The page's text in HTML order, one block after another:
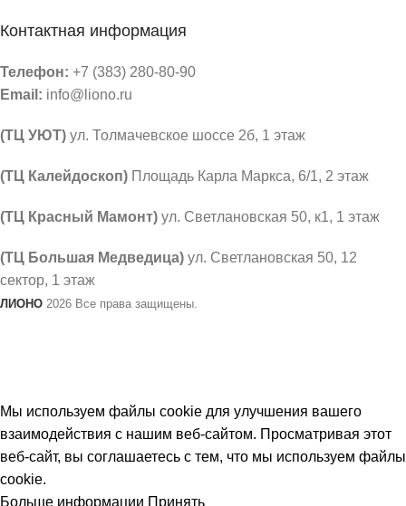
Контактная информация
Телефон: +7 (383) 280-80-90
Email: info@liono.ru
(ТЦ УЮТ) ул. Толмачевское шоссе 2б, 1 этаж
​(​ТЦ Калейдоскоп) Площадь Карла Маркса, 6/1, 2 этаж
(ТЦ Красный Мамонт) ул. Светлановская 50, к1, 1 этаж
(ТЦ Большая Медведица) ул. Светлановская 50, ​12
сектор, 1 этаж
ЛИОНО 2026 Все права защищены.
Мы используем файлы cookie для улучшения вашего
взаимодействия с нашим веб-сайтом. Просматривая этот
веб-сайт, вы соглашаетесь с тем, что мы используем файлы
cookie.
Больше информации Принять